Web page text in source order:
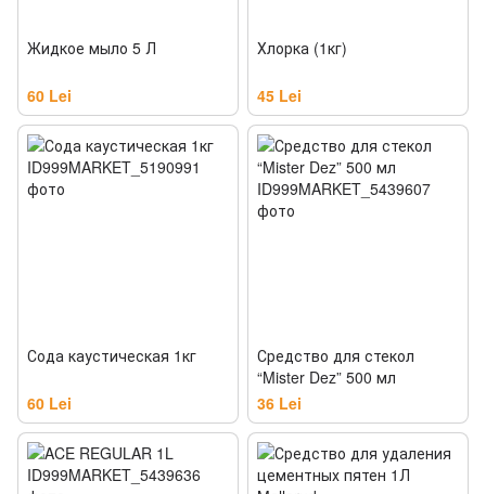
Жидкое мыло 5 Л
60 Lei
Хлорка (1кг)
45 Lei
Сода каустическая 1кг
60 Lei
Средство для стекол
“Mister Dez” 500 мл
36 Lei